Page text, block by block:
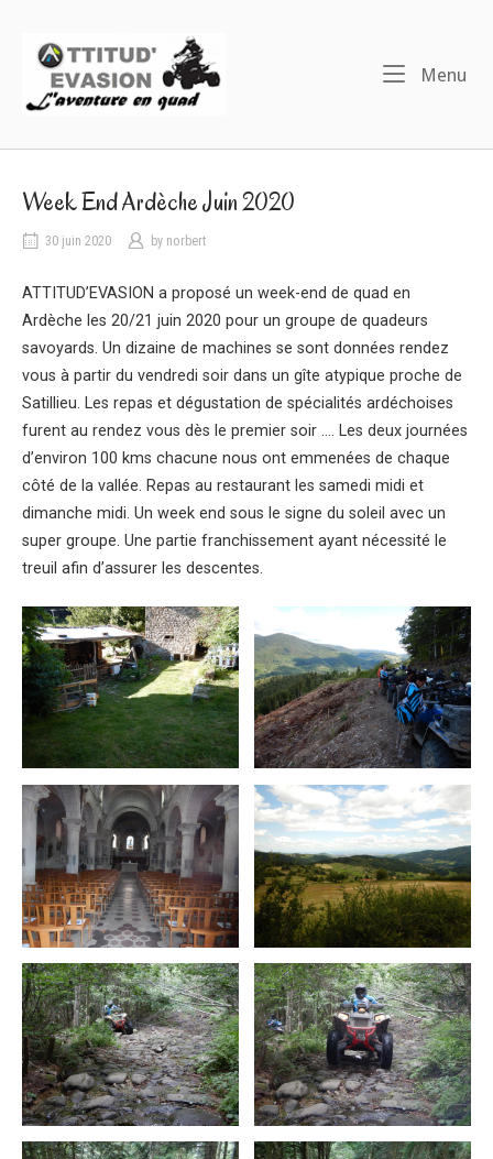
content
Home
Menu
Week End Ardèche Juin 2020
30 juin 2020 by norbert
ATTITUD’EVASION a proposé un week-end de quad en
Ardèche les 20/21 juin 2020 pour un groupe de quadeurs
savoyards. Un dizaine de machines se sont données rendez
vous à partir du vendredi soir dans un gîte atypique proche de
Satillieu. Les repas et dégustation de spécialités ardéchoises
furent au rendez vous dès le premier soir …. Les deux journées
d’environ 100 kms chacune nous ont emmenées de chaque
côté de la vallée. Repas au restaurant les samedi midi et
dimanche midi. Un week end sous le signe du soleil avec un
super groupe. Une partie franchissement ayant nécessité le
treuil afin d’assurer les descentes.